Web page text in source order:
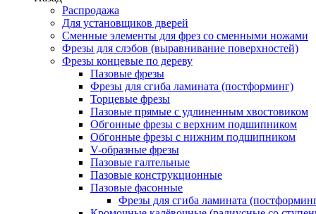
Распродажа
Для установщиков дверей
Сменные элементы для фрез со сменными ножами
Фрезы для слэбов (выравнивание поверхностей)
Фрезы концевые по дереву
Пазовые фрезы
Фрезы для сгиба ламината (постформинг)
Торцевые фрезы
Пазовые прямые с удлиненным хвостовиком
Обгонные фрезы с верхним подшипником
Обгонные фрезы с нижним подшипником
V-образные фрезы
Пазовые галтельные
Пазовые конструкционные
Пазовые фасонные
Фрезы для сгиба ламината